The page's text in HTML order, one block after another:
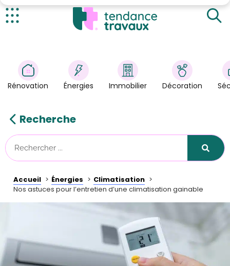
Énergies
Immobilier
Astuces/DIY
Tendance Travaux
Kit partenaire
Contact
Mode sombre
Rénovation Énergies Immobilier Décoration
Recherche
Accueil Énergies
Climatisation
Nos astuces pour l’entretien d’une climatisation gainable
Qu’est-ce qu’une climatisation gainable ?
Quand entretenir sa climatisation ?